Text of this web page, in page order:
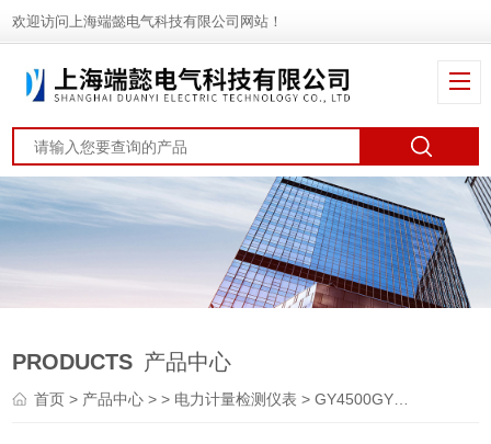
欢迎访问上海端懿电气科技有限公司网站！
PRODUCTS 产品中心
首页> 产品中心 > > 电力计量检测仪表 > GY4500GY4500二次压降测试仪